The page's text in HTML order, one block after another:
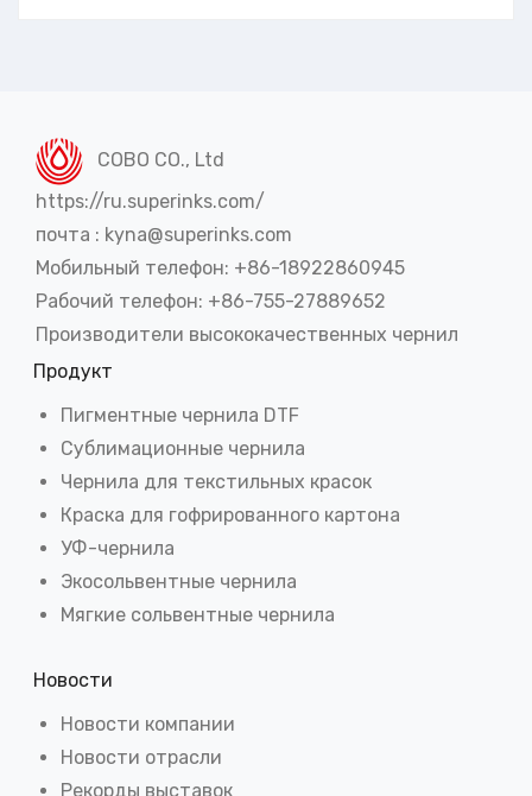
COBO CO., Ltd
https://ru.superinks.com/
почта : kyna@superinks.com
Мобильный телефон: +86-18922860945
Рабочий телефон: +86-755-27889652
Производители высококачественных чернил
Продукт
Пигментные чернила DTF
Сублимационные чернила
Чернила для текстильных красок
Краска для гофрированного картона
УФ-чернила
Экосольвентные чернила
Мягкие сольвентные чернила
Новости
Новости компании
Новости отрасли
Рекорды выставок